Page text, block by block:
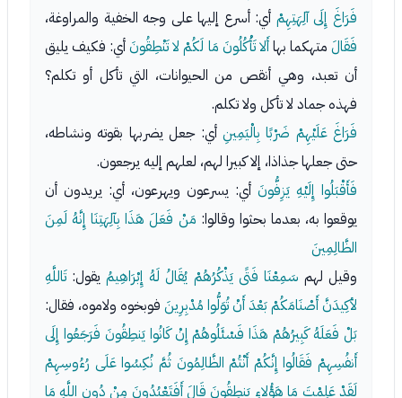
فَرَاغَ إِلَى آلِهَتِهِمْ أي: أسرع إليها على وجه الخفية والمراوغة،
فَقَالَمتهكما بهاأَلا تَأْكُلُونَ مَا لَكُمْ لا تَنْطِقُونَأي: فكيف يليق
أن تعبد، وهي أنقص من الحيوانات، التي تأكل أو تكلم؟
فهذه جماد لا تأكل ولا تكلم.
فَرَاغَ عَلَيْهِمْ ضَرْبًا بِالْيَمِينِ أي: جعل يضربها بقوته ونشاطه،
حتى جعلها جذاذا، إلا كبيرا لهم، لعلهم إليه يرجعون.
فَأَقْبَلُوا إِلَيْهِ يَزِفُّونَ أي: يسرعون ويهرعون، أي: يريدون أن
يوقعوا به، بعدما بحثوا وقالوا: مَنْ فَعَلَ هَذَا بِآلِهَتِنَا إِنَّهُ لَمِنَ
الظَّالِمِينَ
وقيل لهم سَمِعْنَا فَتًى يَذْكُرُهُمْ يُقَالُ لَهُ إِبْرَاهِيمُيقول:تَاللَّهِ
لأكِيدَنَّ أَصْنَامَكُمْ بَعْدَ أَنْ تُوَلُّوا مُدْبِرِينَ فوبخوه ولاموه، فقال:
بَلْ فَعَلَهُ كَبِيرُهُمْ هَذَا فَسْئَلُوهُمْ إِنْ كَانُوا يَنطِقُونَ فَرَجَعُوا إِلَى
أَنفُسِهِمْ فَقَالُوا إِنَّكُمْ أَنْتُمْ الظَّالِمُونَ ثُمَّ نُكِسُوا عَلَى رُءُوسِهِمْ
لَقَدْ عَلِمْتَ مَا هَؤُلاءِ يَنطِقُونَ قَالَ أَفَتَعْبُدُونَ مِنْ دُونِ اللَّهِ مَا